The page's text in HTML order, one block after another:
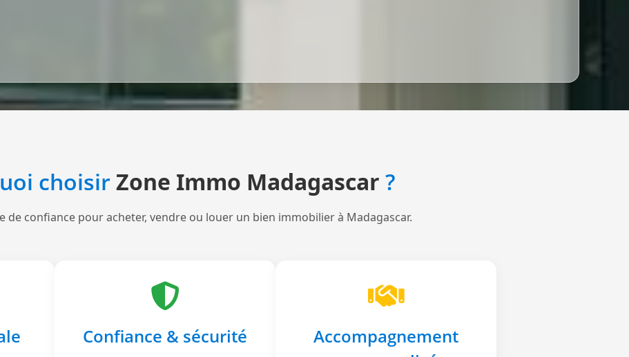
choisirZone Immo Madagascar ?
de confiance pour acheter, vendre ou louer un bien immobilier à Madagascar.
Confiance & sécurité
Accompagnement